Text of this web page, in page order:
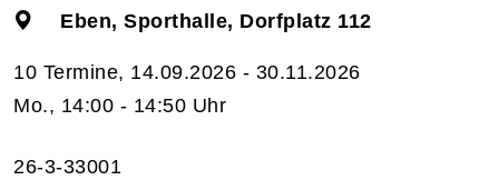
Eben, Sporthalle, Dorfplatz 112
10 Termine, 14.09.2026 - 30.11.2026
Mo., 14:00 - 14:50 Uhr
26-3-33001